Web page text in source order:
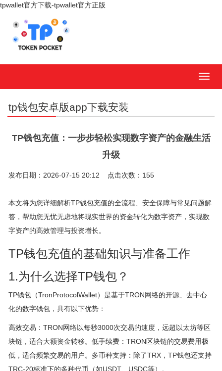
tpwallet官方下载-tpwallet官方正版
tp钱包安卓版app下载安装
TP钱包充值：一步步轻松实现数字资产的金融生活
升级
发布日期：2026-07-15 20:12 点击次数：155
本文将为您详细解析TP钱包充值的全流程、安全保障与常见问题解
答，帮助您无忧无虑地将现实世界的资金转化为数字资产，实现数
字资产的高效管理与投资增长。
TP钱包充值的基础知识与准备工作
1.为什么选择TP钱包？
TP钱包（TronProtocolWallet）是基于TRON网络的开源、去中心
化的数字钱包，具有以下优势：
高效交易：TRON网络以每秒3000次交易的速度，远超以太坊等区
块链，适合大额资金转移。低手续费：TRON区块链的交易费用极
低，适合频繁交易的用户。多币种支持：除了TRX，TP钱包还支持
TRC-20标准下的多种代币（如USDT、USDC等）。